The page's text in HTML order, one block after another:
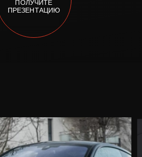
ПОЛУЧИТЕ
ПРЕЗЕНТАЦИЮ